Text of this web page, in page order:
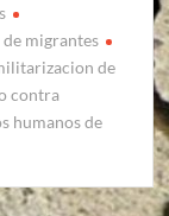
migrantes
de
contra
humanos de